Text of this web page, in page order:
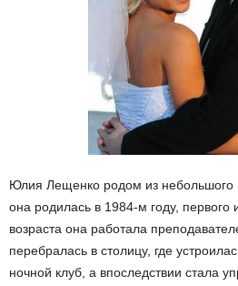
Юлия Лещенко родом из небольшого
она родилась в 1984-м году, первого
возраста она работала
перебралась в столицу, где
ночной клуб, а впоследствии стала